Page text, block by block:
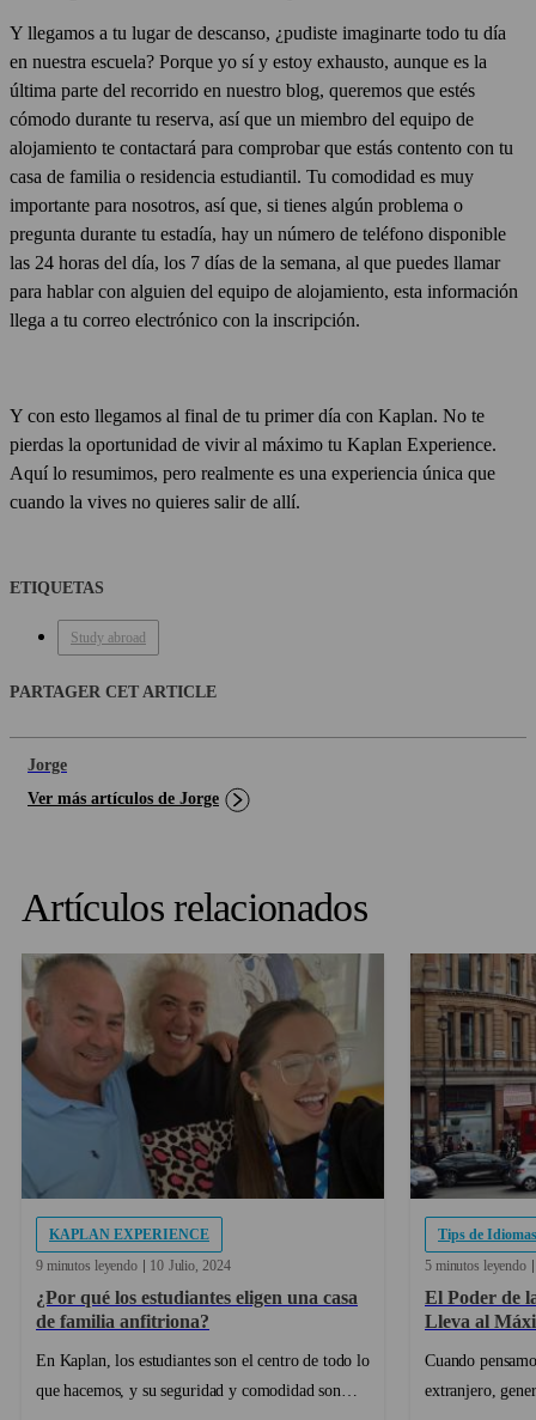
Y llegamos a tu lugar de descanso, ¿pudiste imaginarte todo tu día
en nuestra escuela? Porque yo sí y estoy exhausto, aunque es la
última parte del recorrido en nuestro blog, queremos que estés
cómodo durante tu reserva, así que un miembro del equipo de
alojamiento te contactará para comprobar que estás contento con tu
casa de familia o residencia estudiantil. Tu comodidad es muy
importante para nosotros, así que, si tienes algún problema o
pregunta durante tu estadía, hay un número de teléfono disponible
las 24 horas del día, los 7 días de la semana, al que puedes llamar
para hablar con alguien del equipo de alojamiento, esta información
llega a tu correo electrónico con la inscripción.
Y con esto llegamos al final de tu primer día con Kaplan. No te
pierdas la oportunidad de vivir al máximo tu Kaplan Experience.
Aquí lo resumimos, pero realmente es una experiencia única que
cuando la vives no quieres salir de allí.
ETIQUETAS
Study abroad
PARTAGER CET ARTICLE
Jorge
Ver más artículos de Jorge
Artículos relacionados
KAPLAN EXPERIENCE
9 minutos leyendo
10 Julio 2024
¿Por qué los estudiantes eligen una casa
de familia anfitriona?
En Kaplan, los estudiantes son el centro de todo lo
que hacemos, y su seguridad y comodidad son
Tips de Idiomas
5 minutos leyendo
El Poder de
Lleva al
Cuando
extranjero,